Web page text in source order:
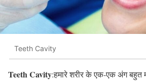
Teeth Cavity
Teeth Cavity:हमारे शरीर के एक-एक अंग बहुत